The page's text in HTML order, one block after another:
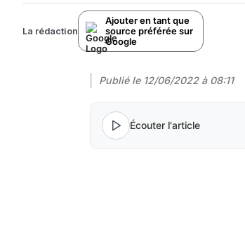
La rédaction
Ajouter en tant que
source préférée sur
Google
Publié le 12/06/2022 à 08:11
Écouter l'article